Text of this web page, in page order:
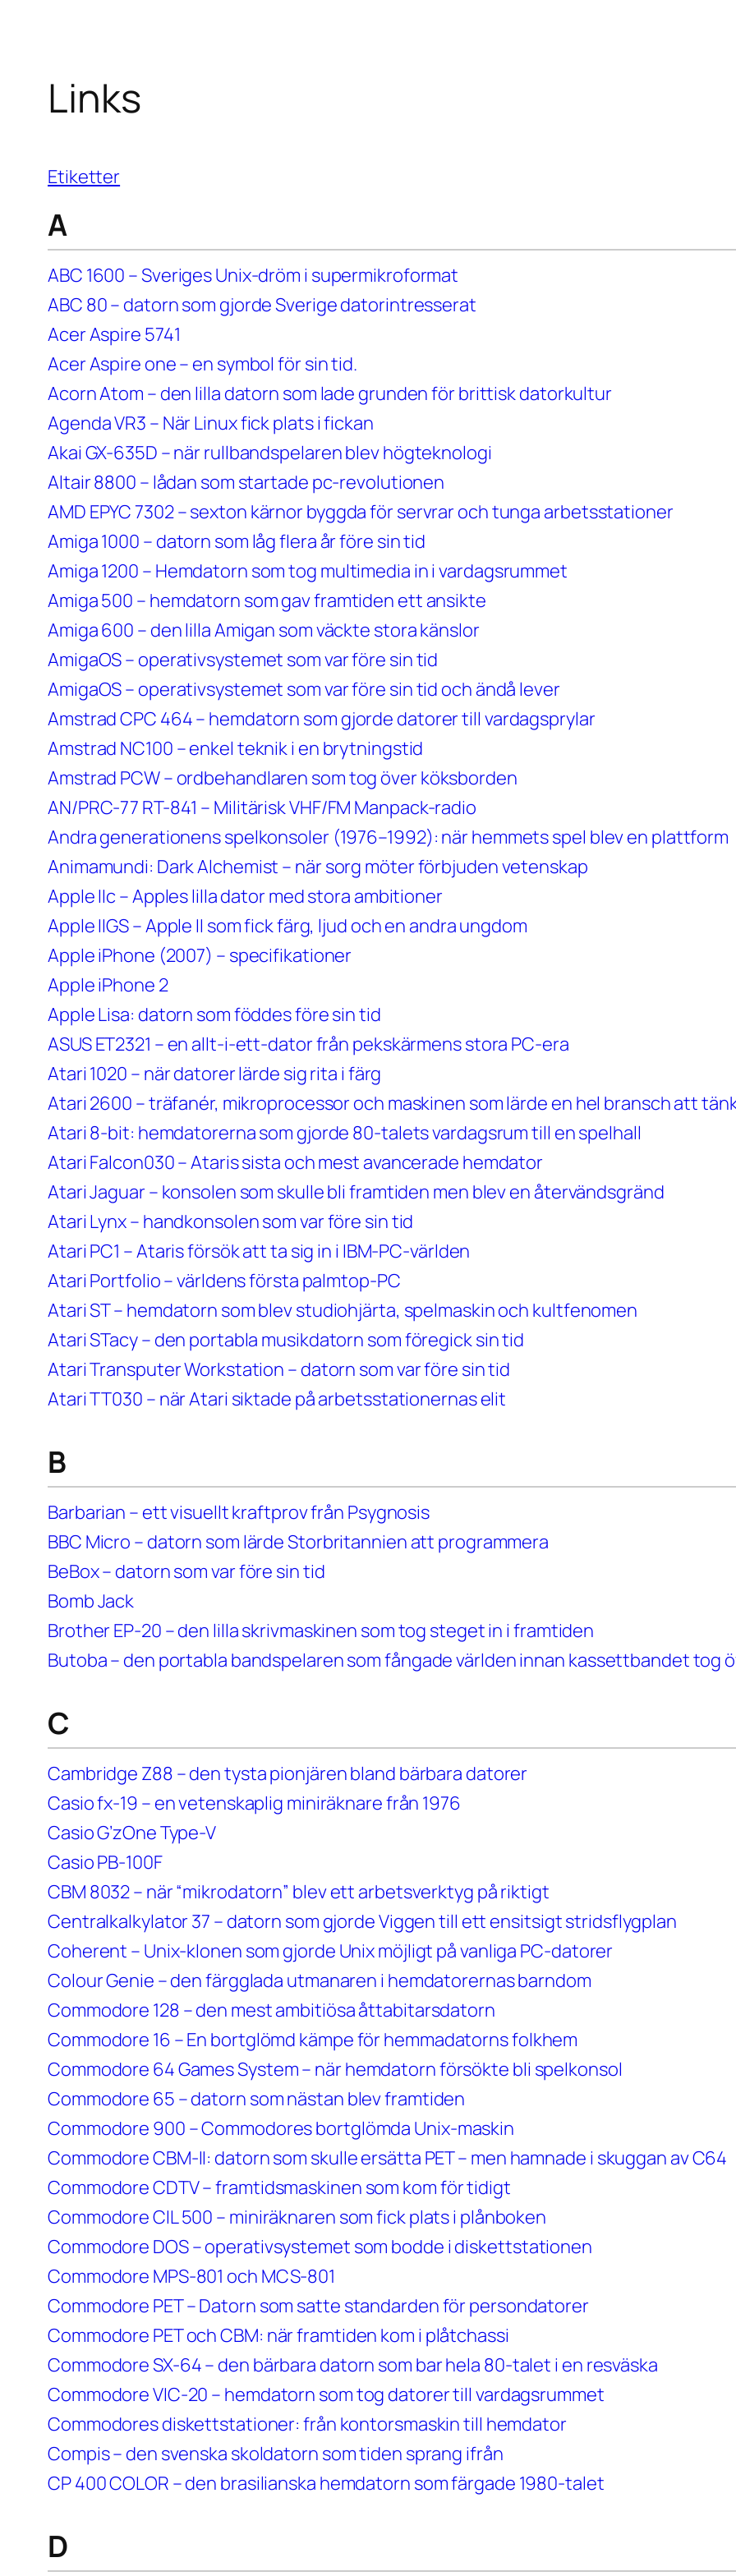
Links
Etiketter
A
ABC 1600 – Sveriges Unix-dröm i supermikroformat
ABC 80 – datorn som gjorde Sverige datorintresserat
Acer Aspire 5741
Acer Aspire one – en symbol för sin tid.
Acorn Atom – den lilla datorn som lade grunden för brittisk datorkultur
Agenda VR3 – När Linux fick plats i fickan
Akai GX-635D – när rullbandspelaren blev högteknologi
Altair 8800 – lådan som startade pc-revolutionen
AMD EPYC 7302 – sexton kärnor byggda för servrar och tunga arbetsstationer
Amiga 1000 – datorn som låg flera år före sin tid
Amiga 1200 – Hemdatorn som tog multimedia in i vardagsrummet
Amiga 500 – hemdatorn som gav framtiden ett ansikte
Amiga 600 – den lilla Amigan som väckte stora känslor
AmigaOS – operativsystemet som var före sin tid
AmigaOS – operativsystemet som var före sin tid och ändå lever
Amstrad CPC 464 – hemdatorn som gjorde datorer till vardagsprylar
Amstrad NC100 – enkel teknik i en brytningstid
Amstrad PCW – ordbehandlaren som tog över köksborden
AN/PRC-77 RT-841 – Militärisk VHF/FM Manpack-radio
Andra generationens spelkonsoler (1976–1992): när hemmets spel blev en plattform
Animamundi: Dark Alchemist – när sorg möter förbjuden vetenskap
Apple IIc – Apples lilla dator med stora ambitioner
Apple IIGS – Apple II som fick färg, ljud och en andra ungdom
Apple iPhone (2007) – specifikationer
Apple iPhone 2
Apple Lisa: datorn som föddes före sin tid
ASUS ET2321 – en allt-i-ett-dator från pekskärmens stora PC-era
Atari 1020 – när datorer lärde sig rita i färg
Atari 2600 – träfanér, mikroprocessor och maskinen som lärde en hel bransch att
Atari 8-bit: hemdatorerna som gjorde 80-talets vardagsrum till en spelhall
Atari Falcon030 – Ataris sista och mest avancerade hemdator
Atari Jaguar – konsolen som skulle bli framtiden men blev en återvändsgränd
Atari Lynx – handkonsolen som var före sin tid
Atari PC1 – Ataris försök att ta sig in i IBM-PC-världen
Atari Portfolio – världens första palmtop-PC
Atari ST – hemdatorn som blev studiohjärta, spelmaskin och kultfenomen
Atari STacy – den portabla musikdatorn som föregick sin tid
Atari Transputer Workstation – datorn som var före sin tid
Atari TT030 – när Atari siktade på arbetsstationernas elit
B
Barbarian – ett visuellt kraftprov från Psygnosis
BBC Micro – datorn som lärde Storbritannien att programmera
BeBox – datorn som var före sin tid
Bomb Jack
Brother EP-20 – den lilla skrivmaskinen som tog steget in i framtiden
Butoba – den portabla bandspelaren som fångade världen innan kassettbandet tog
C
Cambridge Z88 – den tysta pionjären bland bärbara datorer
Casio fx-19 – en vetenskaplig miniräknare från 1976
Casio G’zOne Type-V
Casio PB-100F
CBM 8032 – när “mikrodatorn” blev ett arbetsverktyg på riktigt
Centralkalkylator 37 – datorn som gjorde Viggen till ett ensitsigt stridsflygplan
Coherent – Unix-klonen som gjorde Unix möjligt på vanliga PC-datorer
Colour Genie – den färgglada utmanaren i hemdatorernas barndom
Commodore 128 – den mest ambitiösa åttabitarsdatorn
Commodore 16 – En bortglömd kämpe för hemmadatorns folkhem
Commodore 64 Games System – när hemdatorn försökte bli spelkonsol
Commodore 65 – datorn som nästan blev framtiden
Commodore 900 – Commodores bortglömda Unix-maskin
Commodore CBM-II: datorn som skulle ersätta PET – men hamnade i skuggan av C64
Commodore CDTV – framtidsmaskinen som kom för tidigt
Commodore CIL 500 – miniräknaren som fick plats i plånboken
Commodore DOS – operativsystemet som bodde i diskettstationen
Commodore MPS-801 och MCS-801
Commodore PET – Datorn som satte standarden för persondatorer
Commodore PET och CBM: när framtiden kom i plåtchassi
Commodore SX-64 – den bärbara datorn som bar hela 80-talet i en resväska
Commodore VIC-20 – hemdatorn som tog datorer till vardagsrummet
Commodores diskettstationer: från kontorsmaskin till hemdator
Compis – den svenska skoldatorn som tiden sprang ifrån
CP 400 COLOR – den brasilianska hemdatorn som färgade 1980-talet
D